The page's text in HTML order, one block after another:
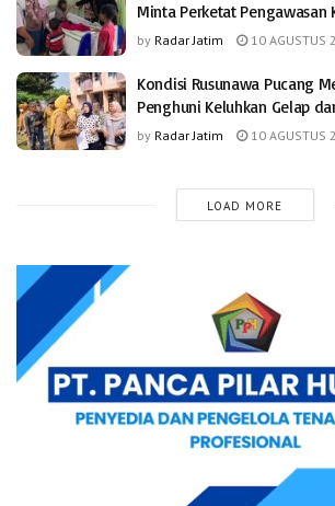
Minta Perketat Pengawasan
by Radar Jatim 10 AGUSTUS
Kondisi Rusunawa Pucang
Penghuni Keluhkan Gelap
by Radar Jatim 10 AGUSTUS
LOAD MORE